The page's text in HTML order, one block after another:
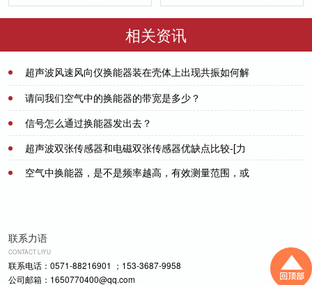
相关资讯
超声波风速风向仪换能器装在壳体上出现共振如何解
决？-[力语超声]
请问我们空气中的换能器的带宽是多少？
信号怎么通过换能器发出去？
超声波双张传感器和电磁双张传感器优缺点比较-[力
语超声]
空气中换能器，是不是频率越高，有效测量范围，或
联系力语
CONTACT LIYU
联系电话：0571-88216901 ；153-3687-9958
公司邮箱：1650770400@qq.com